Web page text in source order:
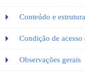
Conteúdo e estrutura
Condição de acesso
Observações gerais